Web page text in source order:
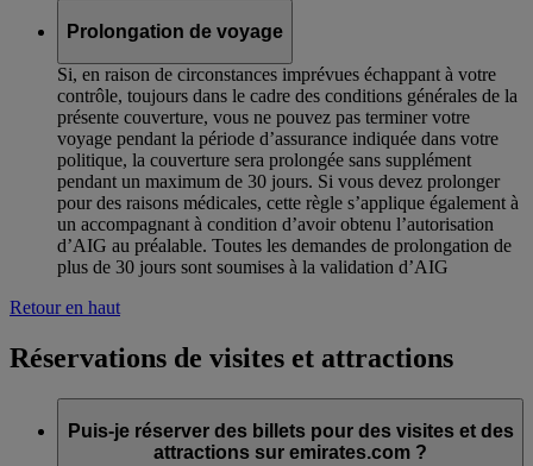
Prolongation de voyage
Si, en raison de circonstances imprévues échappant à votre
contrôle, toujours dans le cadre des conditions générales de la
présente couverture, vous ne pouvez pas terminer votre
voyage pendant la période d’assurance indiquée dans votre
politique, la couverture sera prolongée sans supplément
pendant un maximum de 30 jours. Si vous devez prolonger
pour des raisons médicales, cette règle s’applique également à
un accompagnant à condition d’avoir obtenu l’autorisation
d’AIG au préalable. Toutes les demandes de prolongation de
plus de 30 jours sont soumises à la validation d’AIG
Retour en haut
Réservations de visites et attractions
Puis-je réserver des billets pour des visites et des
attractions sur emirates.com ?